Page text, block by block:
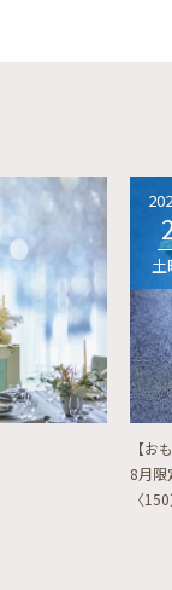
土
【お
8月限
〈